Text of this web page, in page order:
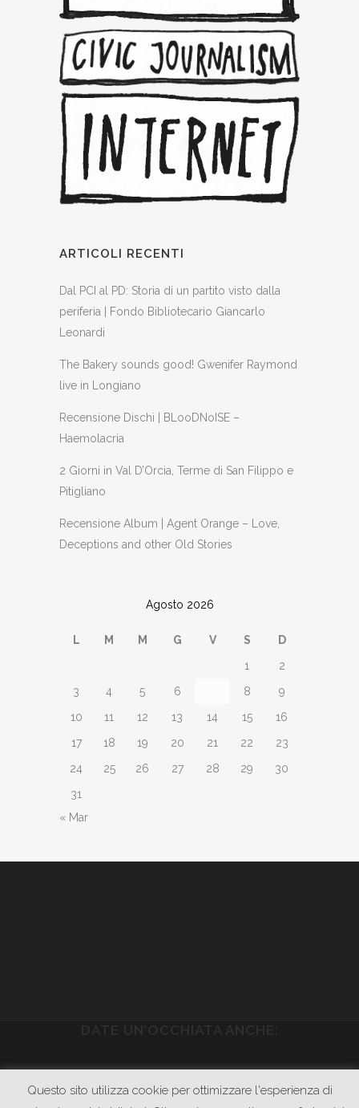
ARTICOLI RECENTI
Dal PCI al PD: Storia di un partito visto dalla
periferia | Fondo Bibliotecario Giancarlo
Leonardi
The Bakery sounds good! Gwenifer Raymond
live in Longiano
Recensione Dischi | BLooDNoISE –
Haemolacria
2 Giorni in Val D’Orcia, Terme di San Filippo e
Pitigliano
Recensione Album | Agent Orange – Love,
Deceptions and other Old Stories
Agosto 2026
L M M G V S
D
1
2
3
4 5 6 8
9
10
11 12 13 14 15
16
17
18 19 20 21 22
23
24
25 26 27 28 29
30
31
« Mar
Questo sito utilizza cookie per ottimizzare l'esperienza di